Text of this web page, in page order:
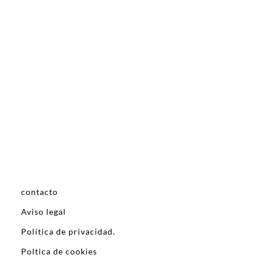
contacto
Aviso legal
Política de privacidad.
Poltica de cookies